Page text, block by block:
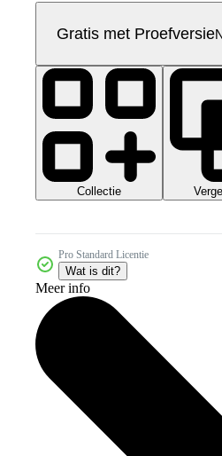
Gratis met Proefversie
Collectie
Pro Standard Licentie
Wat is dit?
Meer info